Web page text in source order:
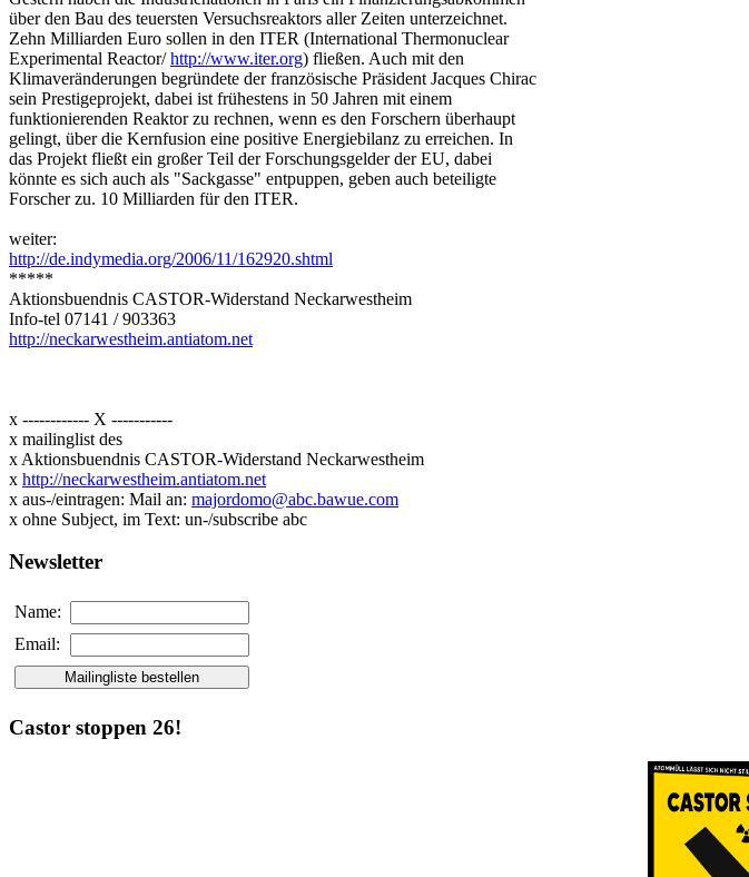
über den Bau des teuersten Versuchsreaktors aller Zeiten unterzeichnet.
Zehn Milliarden Euro sollen in den ITER (International Thermonuclear
Experimental Reactor/http://www.iter.org) fließen. Auch mit den
Klimaveränderungen begründete der französische Präsident Jacques Chirac
sein Prestigeprojekt, dabei ist frühestens in 50 Jahren mit einem
funktionierenden Reaktor zu rechnen, wenn es den Forschern überhaupt
gelingt, über die Kernfusion eine positive Energiebilanz zu erreichen. In
das Projekt fließt ein großer Teil der Forschungsgelder der EU, dabei
könnte es sich auch als "Sackgasse" entpuppen, geben auch beteiligte
Forscher zu. 10 Milliarden für den ITER.
weiter:
http://de.indymedia.org/2006/11/162920.shtml
*****
Aktionsbuendnis CASTOR-Widerstand Neckarwestheim
Info-tel 07141 / 903363
http://neckarwestheim.antiatom.net
x ------------ X -----------
x mailinglist des
x Aktionsbuendnis CASTOR-Widerstand Neckarwestheim
x http://neckarwestheim.antiatom.net
x aus-/eintragen: Mail an: majordomo@abc.bawue.com
x ohne Subject, im Text: un-/subscribe abc
Newsletter
Name:
Email:
Castor stoppen 26!